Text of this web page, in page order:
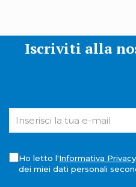
Iscriviti alla
Ho letto l'Informativa Privacy
dei miei dati personali